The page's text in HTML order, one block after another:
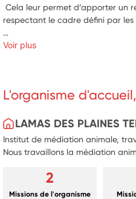
Cela leur permet d’apporter un
respectant le cadre défini par les
La missions des jeunes sera
Ainsi, leur contribution enrichit
communs.
Voir plus
L'organisme
LAMAS DES PLAINES
Institut de médiation animale,
Nous travaillons la médiation
2
Missions de l'organisme